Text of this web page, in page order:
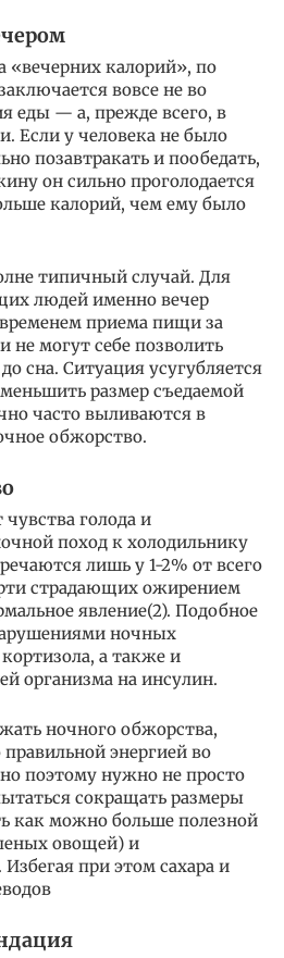
«вечерних калорий», по
вовсе не во
еды — а, прежде всего, в
Если у человека не было
позавтракать и пообедать,
он сильно проголодается
калорий, чем ему было
типичный случай. Для
людей именно вечер
приема пищи за
не могут себе позволить
сна. Ситуация усугубляется
размер съедаемой
часто выливаются в
обжорство.
голода и
поход к холодильнику
лишь у 1-2% от всего
страдающих ожирением
явление(2). Подобное
ночных
а также и
организма на инсулин.
ночного обжорства,
энергией во
поэтому нужно не просто
сокращать размеры
как можно больше полезной
овощей) и
при этом сахара и